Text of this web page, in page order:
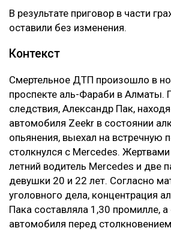
В результате приговор в части
оставили без изменения.
Контекст
Смертельное ДТП произошло в
проспекте аль-Фараби в Алматы.
следствия, Александр Пак,
автомобиля Zeekr в состоянии
опьянения, выехал на встречную
столкнулся с Mercedes.
летний водитель Mercedes и две
девушки 20 и 22 лет. Согласно
уголовного дела, концентрация
Пака составляла 1,30 промилле, а
автомобиля перед